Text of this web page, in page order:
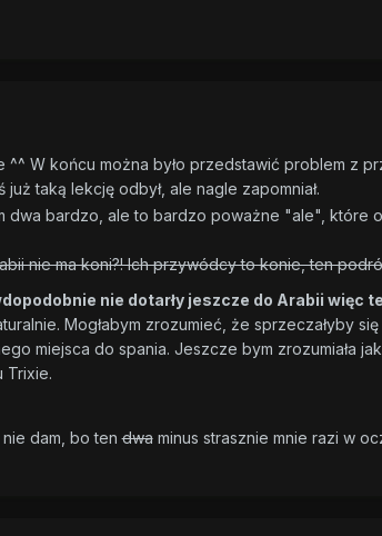
W końcu można było przedstawić problem z
już taką lekcję odbył, ale nagle zapomniał.
dwa bardzo, ale to bardzo poważne "ale", które
nie ma koni?! Ich przywódcy to konie, ten
nie dotarły jeszcze do Arabii więc
Mogłabym zrozumieć, że sprzeczałyby
miejsca do spania. Jeszcze bym zrozumiała
Trixie.
nie dam, bo tendwaminus strasznie mnie razi w